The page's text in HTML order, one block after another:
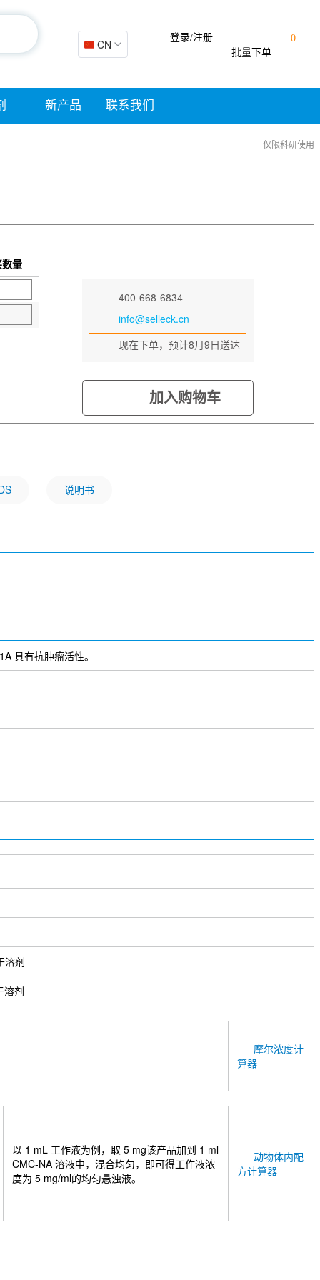
🇨🇳 CN
0
批量下单
登录/注册
新产品 联系我们
仅限科研使用
量
400-668-6834
info@selleck.cn
现在下单，预计8月9日送达
加入购物车
说明书
具有抗肿瘤活性。
溶剂
溶剂
摩尔浓度计
算器
动物体内配
方计算器
以 1 mL 工作液为例，取 5 mg该产品加到 1 ml
CMC-NA 溶液中，混合均匀，即可得工作液浓
度为 5 mg/ml的均匀悬浊液。